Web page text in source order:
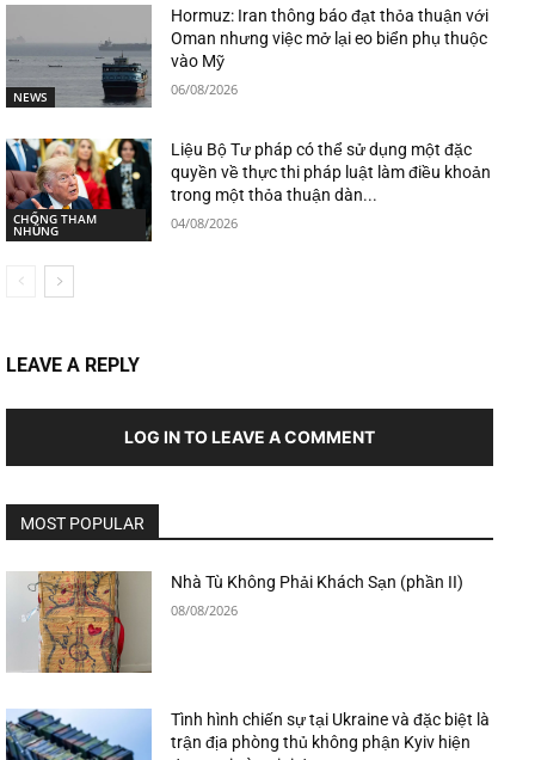
NEWS
Hormuz: Iran thông báo đạt thỏa thuận với
Oman nhưng việc mở lại eo biển phụ thuộc
vào Mỹ
06/08/2026
CHỐNG THAM
NHŨNG
Liệu Bộ Tư pháp có thể sử dụng một đặc
quyền về thực thi pháp luật làm điều khoản
trong một thỏa thuận dàn...
04/08/2026
LEAVE A REPLY
LOG IN TO LEAVE A COMMENT
MOST POPULAR
Nhà Tù Không Phải Khách Sạn (phần II)
08/08/2026
Tình hình chiến sự tại Ukraine và đặc biệt là
trận địa phòng thủ không phận Kyiv hiện